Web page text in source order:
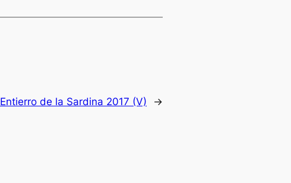
Entierro de la Sardina 2017 (V) →